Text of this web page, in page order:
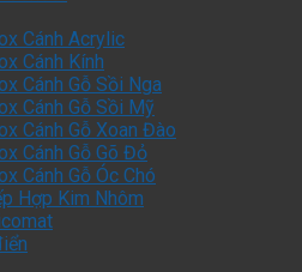
Cánh Acrylic
Cánh Kính
Cánh Gỗ Sồi Nga
Cánh Gỗ Sồi Mỹ
Cánh Gỗ Xoan Đào
Cánh Gỗ Gõ Đỏ
Cánh Gỗ Óc Chó
Hợp Kim Nhôm